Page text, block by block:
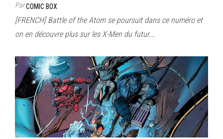
ParCOMIC BOX
[FRENCH] Battle of the Atom se poursuit dans ce numéro et
on en découvre plus sur les X-Men du futur.…